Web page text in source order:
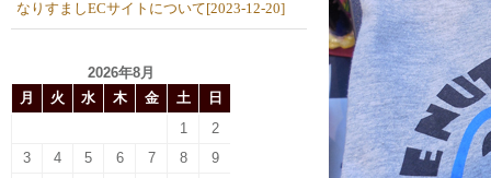
なりすましECサイトについて[2023-12-20]
2026年8月
月
火 水 木 金 土
日
1
2
3
4 5 6 7 8
9